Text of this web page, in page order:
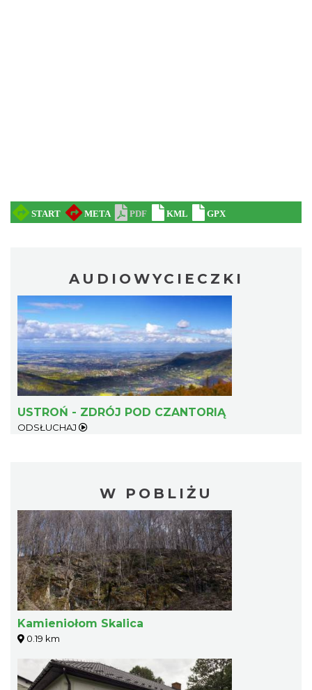
AUDIOWYCIECZKI
USTROŃ - ZDRÓJ POD CZANTORIĄ
ODSŁUCHAJ
W POBLIŻU
Kamieniołom Skalica
0.19 km